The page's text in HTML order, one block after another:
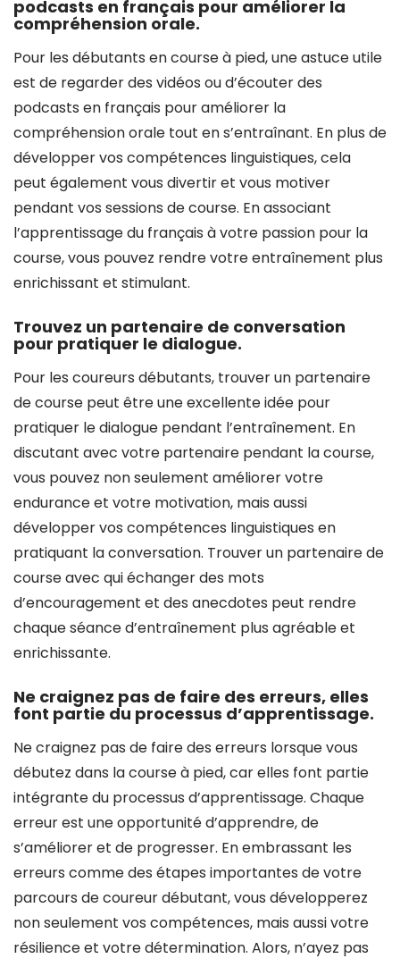
podcasts en français pour améliorer la
compréhension orale.
Pour les débutants en course à pied, une astuce utile
est de regarder des vidéos ou d’écouter des
podcasts en français pour améliorer la
compréhension orale tout en s’entraînant. En plus de
développer vos compétences linguistiques, cela
peut également vous divertir et vous motiver
pendant vos sessions de course. En associant
l’apprentissage du français à votre passion pour la
course, vous pouvez rendre votre entraînement plus
enrichissant et stimulant.
Trouvez un partenaire de conversation
pour pratiquer le dialogue.
Pour les coureurs débutants, trouver un partenaire
de course peut être une excellente idée pour
pratiquer le dialogue pendant l’entraînement. En
discutant avec votre partenaire pendant la course,
vous pouvez non seulement améliorer votre
endurance et votre motivation, mais aussi
développer vos compétences linguistiques en
pratiquant la conversation. Trouver un partenaire de
course avec qui échanger des mots
d’encouragement et des anecdotes peut rendre
chaque séance d’entraînement plus agréable et
enrichissante.
Ne craignez pas de faire des erreurs, elles
font partie du processus d’apprentissage.
Ne craignez pas de faire des erreurs lorsque vous
débutez dans la course à pied, car elles font partie
intégrante du processus d’apprentissage. Chaque
erreur est une opportunité d’apprendre, de
s’améliorer et de progresser. En embrassant les
erreurs comme des étapes importantes de votre
parcours de coureur débutant, vous développerez
non seulement vos compétences, mais aussi votre
résilience et votre détermination. Alors, n’ayez pas